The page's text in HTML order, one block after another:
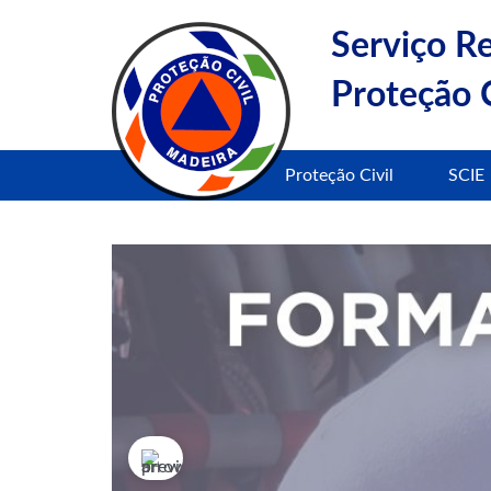
Serviço
Proteção
Proteção Civil SCIE